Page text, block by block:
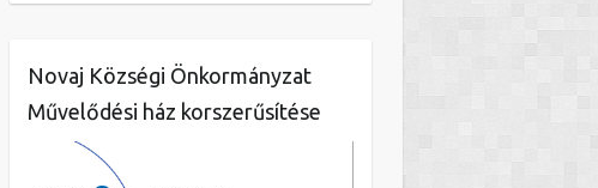
Novaj Községi Önkormányzat
Művelődési ház korszerűsítése